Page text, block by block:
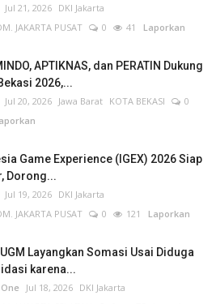
Jul 21, 2026 DKI Jakarta
JAKARTA PUSAT
0 41 Laporkan
APTIKNAS, dan PERATIN Dukung
2026,...
Jul 20, 2026 Jawa Barat KOTA BEKASI
0
Game Experience (IGEX) 2026 Siap
Dorong...
Jul 19, 2026 DKI Jakarta
JAKARTA PUSAT
0 121 Laporkan
Layangkan Somasi Usai Diduga
karena...
Jul 18, 2026 DKI Jakarta